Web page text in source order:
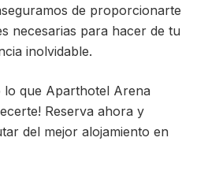
de proporcionarte
necesarias para hacer de tu
inolvidable.
lo que Aparthotel Arena
Reserva ahora y
del mejor alojamiento en